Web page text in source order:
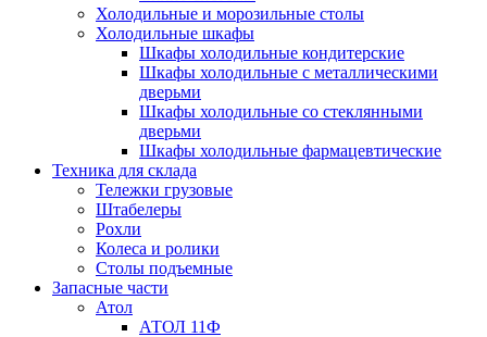
Холодильные и морозильные столы
Холодильные шкафы
Шкафы холодильные кондитерские
Шкафы холодильные с металлическими
дверьми
Шкафы холодильные со стеклянными
дверьми
Шкафы холодильные фармацевтические
Техника для склада
Тележки грузовые
Штабелеры
Рохли
Колеса и ролики
Столы подъемные
Запасные части
Атол
АТОЛ 11Ф